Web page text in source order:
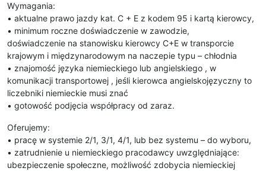
Wymagania:
• aktualne prawo jazdy kat. C + E z kodem 95 i kartą kierowcy,
• minimum roczne doświadczenie w zawodzie,
doświadczenie na stanowisku kierowcy C+E w transporcie
krajowym i międzynarodowym na naczepie typu – chłodnia
• znajomość języka niemieckiego lub angielskiego , w
komunikacji transportowej , jeśli kierowca angielskojęzyczny to
liczebniki niemieckie musi znać
• gotowość podjęcia współpracy od zaraz.
Oferujemy:
• pracę w systemie 2/1, 3/1, 4/1, lub bez systemu – do wyboru,
• zatrudnienie u niemieckiego pracodawcy uwzględniające:
ubezpieczenie społeczne, możliwość zdobycia niemieckiej